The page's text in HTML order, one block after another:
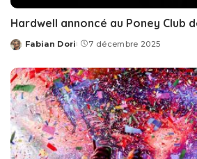
Hardwell annoncé au Poney Club
Posted
Fabian Dori 7 décembre 2025